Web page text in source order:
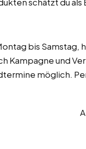
schätzt du als
bis Samstag,
Kampagne und
möglich.